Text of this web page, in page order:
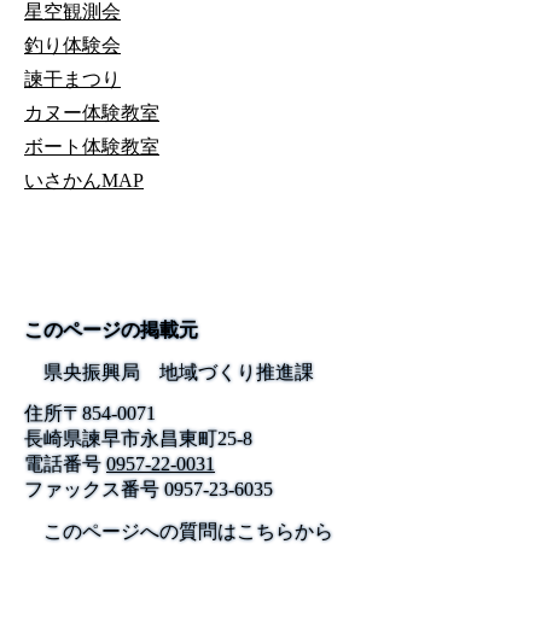
星空観測会
釣り体験会
諫干まつり
カヌー体験教室
ボート体験教室
いさかんMAP
このページの掲載元
県央振興局 地域づくり推進課
住所〒854-0071
長崎県諫早市永昌東町25-8
電話番号 0957-22-0031
ファックス番号0957-23-6035
このページへの質問はこちらから